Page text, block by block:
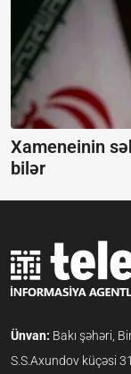
Xameneinin
bilər
Ünvan: Bakı şəhəri,
S.S.Axundov küçəsi